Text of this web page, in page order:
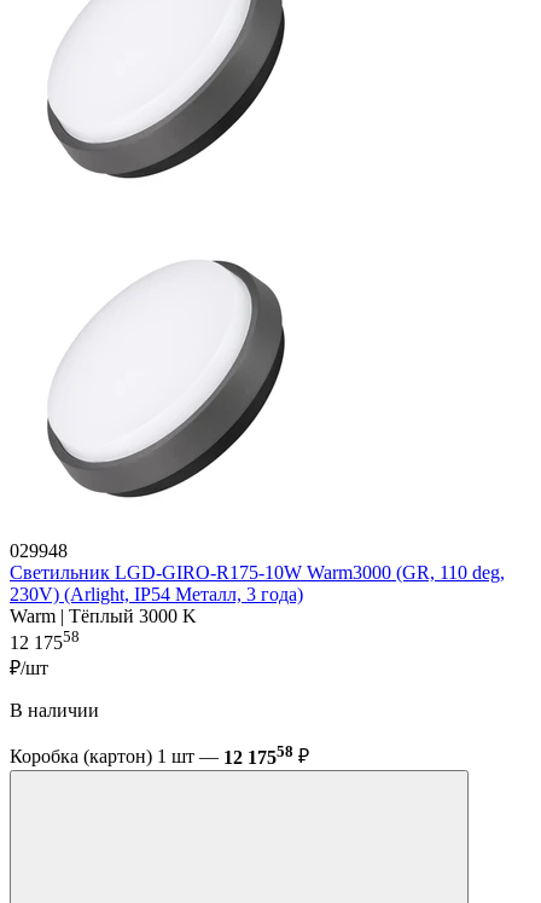
029948
Светильник LGD-GIRO-R175-10W Warm3000 (GR, 110 deg,
230V) (Arlight, IP54 Металл, 3 года)
Warm | Тёплый 3000 K
12 17558
₽/шт
В наличии
Коробка (картон) 1 шт — 12 17558 ₽